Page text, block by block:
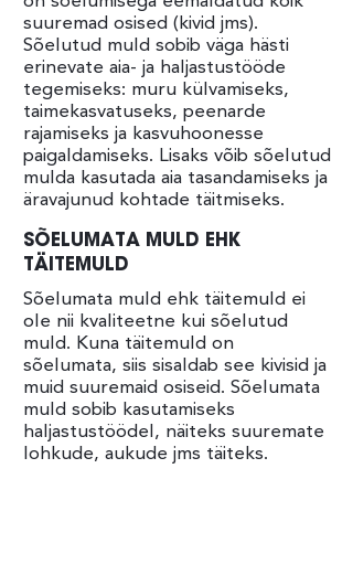
suuremad osised (kivid jms).
Sõelutud muld sobib väga hästi
erinevate aia- ja haljastustööde
tegemiseks: muru külvamiseks,
taimekasvatuseks, peenarde
rajamiseks ja kasvuhoonesse
paigaldamiseks. Lisaks võib sõelutud
mulda kasutada aia tasandamiseks ja
äravajunud kohtade täitmiseks.
SÕELUMATA MULD EHK
TÄITEMULD
Sõelumata muld ehk täitemuld ei
ole nii kvaliteetne kui sõelutud
muld. Kuna täitemuld on
sõelumata, siis sisaldab see kivisid ja
muid suuremaid osiseid. Sõelumata
muld sobib kasutamiseks
haljastustöödel, näiteks suuremate
lohkude, aukude jms täiteks.